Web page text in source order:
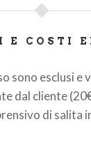
E COSTI
sono esclusi e
dal cliente
di salita